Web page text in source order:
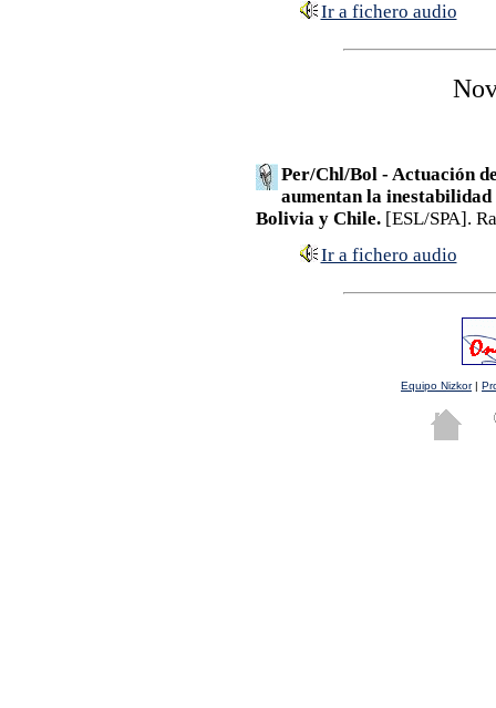
Ir a fichero audio
Per/Chl/Bol - Actuación
aumentan la
Bolivia y Chile.[ESL/SPA].
Ir a fichero audio
Equipo Nizkor|